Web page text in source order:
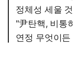
정체성 세울
"尹탄핵, 비통
연정 무엇이든